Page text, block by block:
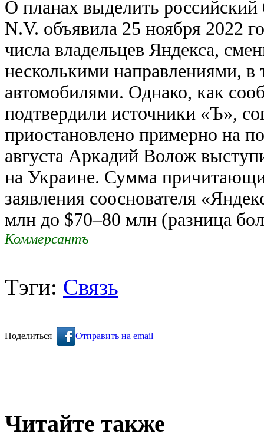
О планах выделить российский
N.V. объявила 25 ноября 2022
числа владельцев Яндекса,
несколькими направлениями,
автомобилями. Однако, как
подтвердили источники «Ъ»,
приостановлено примерно на
августа Аркадий Волож
на Украине. Сумма
заявления сооснователя
млн до $70–80 млн (разница
Коммерсантъ
Тэги: Связь
Поделиться Отправить на email
Читайте также